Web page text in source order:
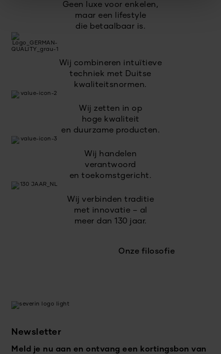
Geen luxe voor enkelen,
maar een lifestyle
die betaalbaar is.
Wij combineren intuïtieve
techniek met Duitse
kwaliteitsnormen.
Wij zetten in op
hoge kwaliteit
en duurzame producten.
Wij handelen
verantwoord
en toekomstgericht.
Wij verbinden traditie
met innovatie – al
meer dan 130 jaar.
Onze filosofie
Newsletter
Meld je nu aan en ontvang een kortingsbon van